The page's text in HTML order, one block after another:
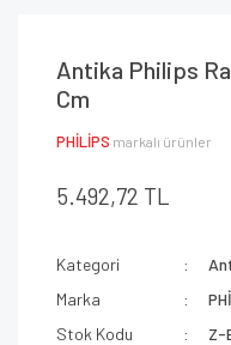
Antika Philips
Cm
PHİLİPS markalı ürünler
5.492,72 TL
Kategori
Marka
Stok Kodu
Z-